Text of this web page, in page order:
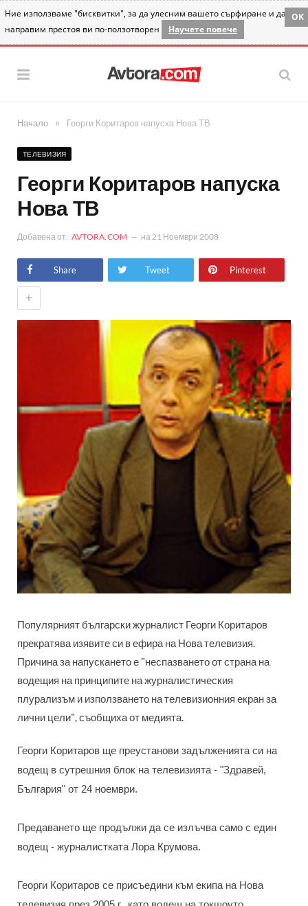
Ние използваме "бисквитки", за да улесним вашето сърфиране и да
направим престоя ви по-ползотворен
Научете повече
OK
Начало » Георги Коритаров напуска Нова ТВ
ТЕЛЕВИЗИЯ
Георги Коритаров напуска
Нова ТВ
Добавена от: AVTORA.COM на 21 Ноември 2008
Share Tweet Pinterest
+
Популярният български журналист Георги Коритаров
прекратява изявите си в ефира на Нова телевизия.
Причина за напускането е "неспазването от страна на
водещия на принципите на журналистическия
плурализъм и използването на телевизионния екран за
лични цели", съобщиха от медията.
Георги Коритаров ще преустанови задълженията си на
водещ в сутрешния блок на телевизията - "Здравей,
България" от 24 ноември.
Предаването ще продължи да се излъчва само с един
водещ - журналистката Лора Крумова.
Георги Коритаров се присъедини към екипа на Нова